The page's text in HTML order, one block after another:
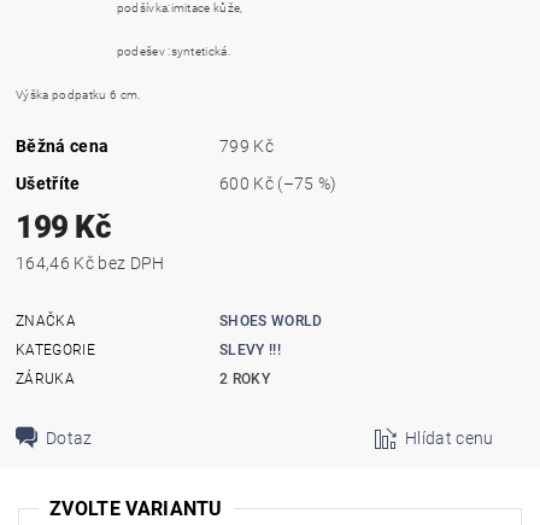
podšívka:imitace kůže,
podešev :syntetická.
Výška podpatku 6 cm.
Běžná cena
799 Kč
Ušetříte
600 Kč (–75 %)
199 Kč
164,46 Kč bez DPH
ZNAČKA
SHOES WORLD
KATEGORIE
SLEVY !!!
ZÁRUKA
2 ROKY
Dotaz Hlídat cenu
ZVOLTE VARIANTU